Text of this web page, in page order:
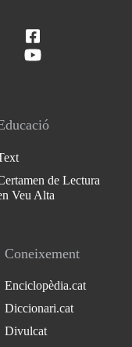
de Lectura
Veu Alta
Coneixement
Enciclopèdia.cat
Diccionari.cat
Divulcat